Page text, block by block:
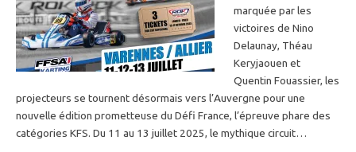
marquée par les
victoires de Nino
Delaunay, Théau
Keryjaouen et
Quentin Fouassier, les
projecteurs se tournent désormais vers l’Auvergne pour une
nouvelle édition prometteuse du Défi France, l’épreuve phare des
catégories KFS. Du 11 au 13 juillet 2025, le mythique circuit…